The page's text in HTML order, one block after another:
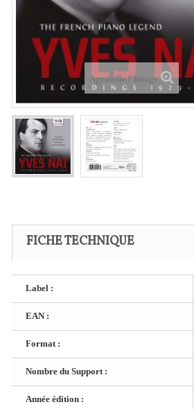
Agrandir l'image
FICHE TECHNIQUE
Label :
EAN :
Format :
Nombre du Support :
Année édition :